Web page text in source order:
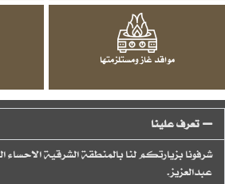
مواقد غاز ومستلزمتها
تعرف علينا
شرفونا بزيارتكم لنا بالمنطقة الشرقية
عبدالعزيز.